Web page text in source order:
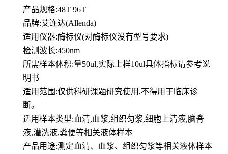
产品规格:48T 96T
品牌:艾连达(Allenda)
适用仪器:酶标仪(对酶标仪没有型号要求)
检测波长:450nm
所需样本体积:量50ul,实际上样10ul具体指标请参考说
明书
适用范围:仅供科研课题研究使用,不得用于临床诊
断。
适用样本类型:血清,血浆,组织匀浆,细胞上清液,脑脊
液,灌洗液,粪便等相关液体样本
产品用途:测定血清、血浆、组织匀浆等相关液体样本